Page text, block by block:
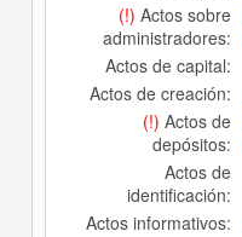
(!) Actos sobre
administradores:
Actos de capital:
Actos de creación:
(!) Actos de
depósitos:
Actos de
identificación:
Actos informativos: